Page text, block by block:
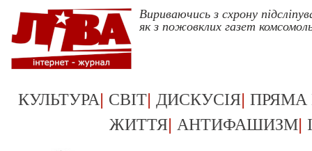
Вириваючись з схрону
як з пожовклих газет
КУЛЬТУРА| СВІТ| ДИСКУСІЯ| ПРЯМА
ЖИТТЯ| АНТИФАШИЗМ|